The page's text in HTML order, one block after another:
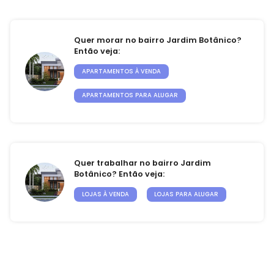
Quer morar no bairro Jardim Botânico?
Então veja:
APARTAMENTOS À VENDA
APARTAMENTOS PARA ALUGAR
Quer trabalhar no bairro Jardim
Botânico? Então veja:
LOJAS À VENDA LOJAS PARA ALUGAR